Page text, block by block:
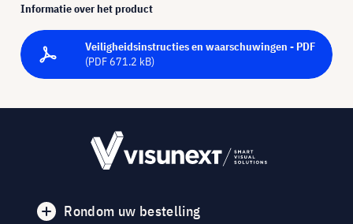
Informatie over het product
Veiligheidsinstructies en waarschuwingen - PDF
(PDF 671.2 kB)
Rondom uw bestelling